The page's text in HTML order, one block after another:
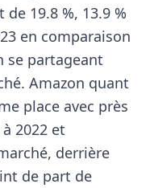
19.8 %, 13.9 %
en comparaison
se partageant
Amazon quant
place avec près
2022 et
derrière
de part de